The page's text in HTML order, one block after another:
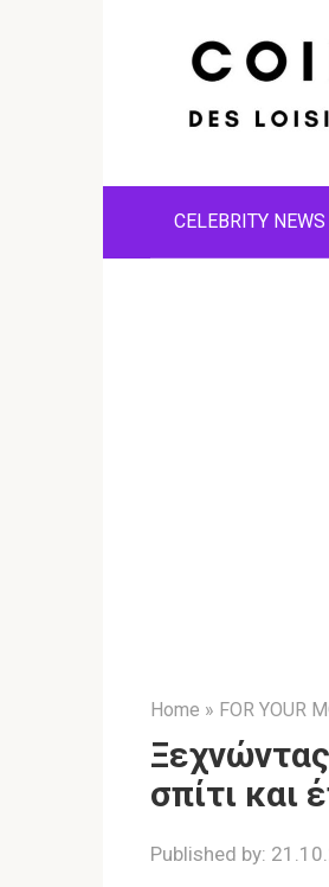
CELEBRITY NEWS
Home » FOR YOUR
σπίτι και
Published by: